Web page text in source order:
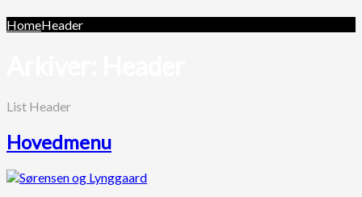
HomeHeader
List Header
Hovedmenu